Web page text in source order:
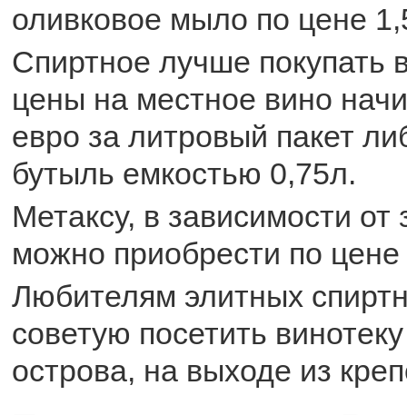
оливковое мыло по цене
Спиртное лучше покупать
цены на местное вино
евро за литровый пакет
бутыль емкостью 0,75л.
Метаксу, в зависимости от
можно приобрести по
Любителям элитных
советую посетить
острова, на выходе из